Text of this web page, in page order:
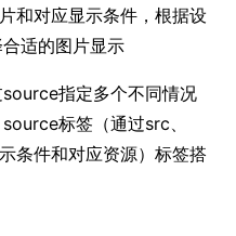
和对应显示条件，根据设
适的图片显示
指定多个不同情况
标签（通过src、
条件和对应资源）标签搭